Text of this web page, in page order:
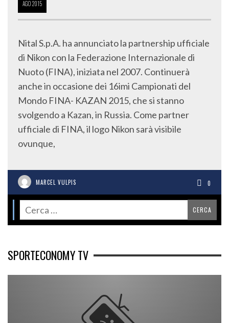
AGO2015
Nital S.p.A. ha annunciato la partnership ufficiale
di Nikon con la Federazione Internazionale di
Nuoto (FINA), iniziata nel 2007. Continuerà
anche in occasione dei 16imi Campionati del
Mondo FINA- KAZAN 2015, che si stanno
svolgendo a Kazan, in Russia. Come partner
ufficiale di FINA, il logo Nikon sarà visibile
ovunque,
MARCEL VULPIS 0
SPORTECONOMY TV